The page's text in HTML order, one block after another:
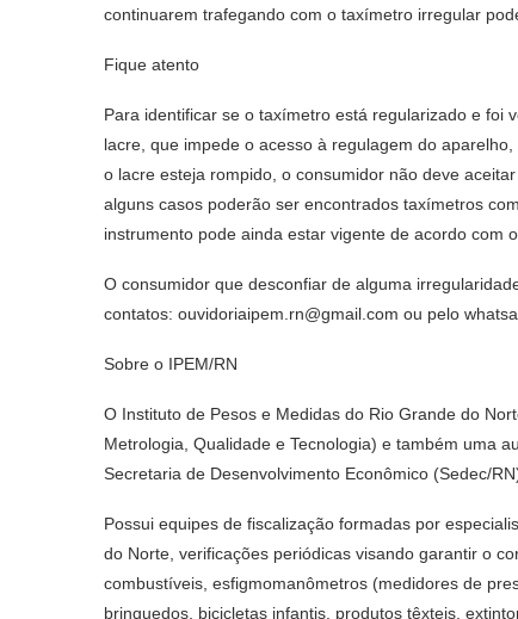
continuarem trafegando com o taxímetro irregular
Fique atento
Para identificar se o taxímetro está regularizado e foi
lacre, que impede o acesso à regulagem do
o lacre esteja rompido, o consumidor não deve
alguns casos poderão ser encontrados taxímetros
instrumento pode ainda estar vigente de acordo com
O consumidor que desconfiar de alguma
contatos: ouvidoriaipem.rn@gmail.com ou pelo
Sobre o IPEM/RN
O Instituto de Pesos e Medidas do Rio Grande do
Metrologia, Qualidade e Tecnologia) e também uma
Secretaria de Desenvolvimento Econômico (Sedec/
Possui equipes de fiscalização formadas por
do Norte, verificações periódicas visando garantir o
combustíveis, esfigmomanômetros (medidores de
brinquedos, bicicletas infantis, produtos têxteis,